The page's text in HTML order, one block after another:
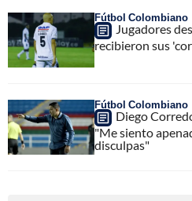
Fútbol Colombiano
Jugadores
recibieron sus
Fútbol Colombiano
Diego
"Me siento
disculpas"